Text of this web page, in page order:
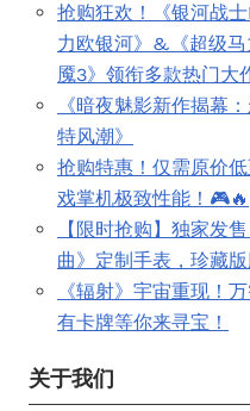
抢购狂欢！《银河战
力欧银河》&《超级
魇3》领衔多款热门大
《暗夜魅影新作揭幕
特风潮》
抢购特惠！仅需原价低
戏掌机极致性能！🎮🔥
【限时抢购】独家发
曲》定制手表，珍藏版
《辐射》宇宙重现！
有卡牌等你来寻宝！
关于我们